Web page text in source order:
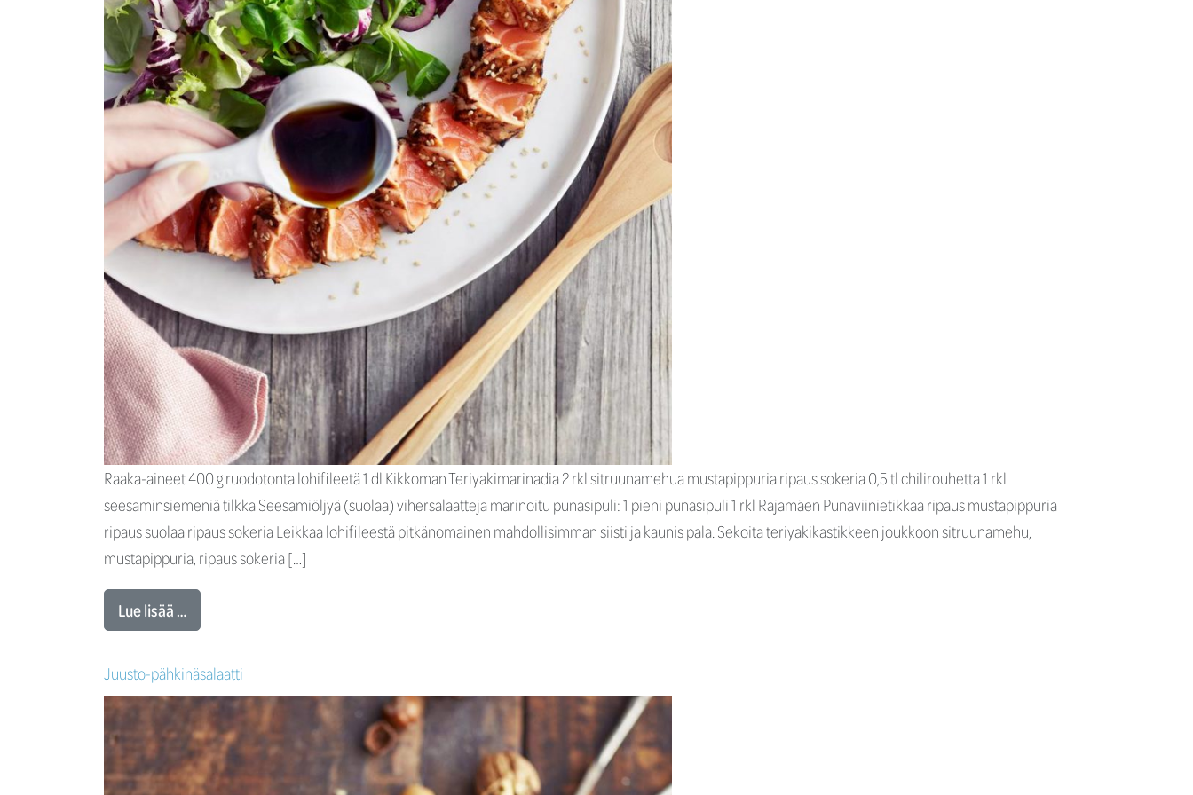
Raaka-aineet 400 g ruodotonta lohifileetä 1 dl Kikkoman Teriyakimarinadia 2 rkl sitruunamehua mustapippuria ripaus sokeria 0,5 tl chilirouhetta 1 rkl
seesaminsiemeniä tilkka Seesamiöljyä (suolaa) vihersalaatteja marinoitu punasipuli: 1 pieni punasipuli 1 rkl Rajamäen Punaviinietikkaa ripaus mustapippuria
ripaus suolaa ripaus sokeria Leikkaa lohifileestä pitkänomainen mahdollisimman siisti ja kaunis pala. Sekoita teriyakikastikkeen joukkoon sitruunamehu,
mustapippuria, ripaus sokeria […]
Lue lisää …
Juusto-pähkinäsalaatti